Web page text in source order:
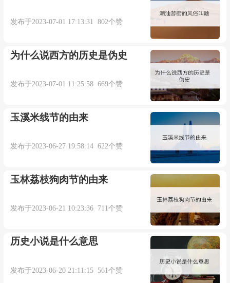
发布于2023-07-01 17:13:31 802个赞
为什么说西方的历史是伪史
发布于2023-07-01 11:25:58 669个赞
玉溪米线节的由来
发布于2023-06-27 19:58:14 622个赞
玉林荔枝狗肉节的由来
发布于2023-06-21 10:23:36 711个赞
历史小说是什么意思
发布于2023-06-20 21:11:15 561个赞